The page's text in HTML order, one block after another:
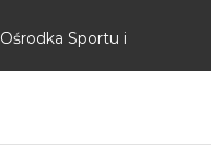
Sportu i